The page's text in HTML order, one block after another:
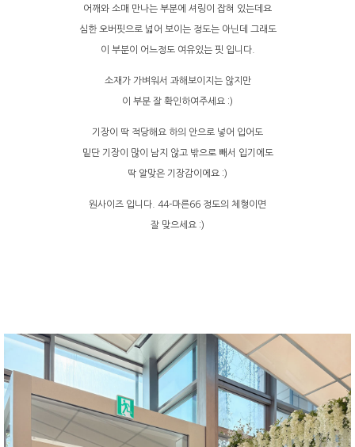
어깨와 소매 만나는 부분에 셔링이 잡혀 있는데요
심한 오버핏으로 넓어 보이는 정도는 아닌데 그래도
이 부분이 어느정도 여유있는 핏 입니다.
소재가 가벼워서 과해보이지는 않지만
이 부분 잘 확인하여주세요 :)
기장이 딱 적당해요 하의 안으로 넣어 입어도
밑단 기장이 많이 남지 않고 밖으로 빼서 입기에도
딱 알맞은 기장감이에요 :)
원사이즈 입니다. 44-마른66 정도의 체형이면
잘 맞으세요 :)